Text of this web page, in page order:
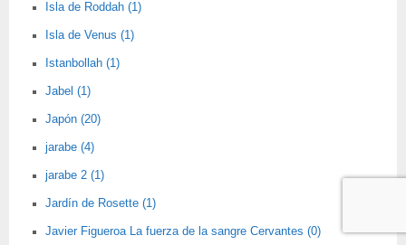
Isla de Roddah (1)
Isla de Venus (1)
Istanbollah (1)
Jabel (1)
Japón (20)
jarabe (4)
jarabe 2 (1)
Jardín de Rosette (1)
Javier Figueroa La fuerza de la sangre Cervantes (0)